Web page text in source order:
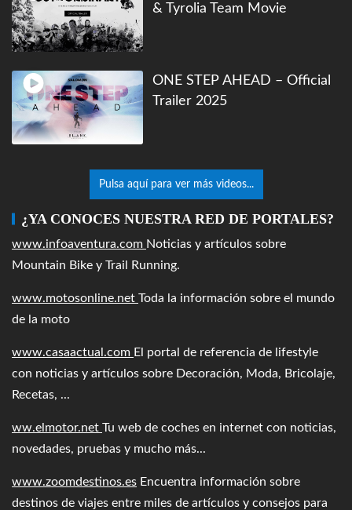
& Tyrolia Team Movie
ONE STEP AHEAD – Official
Trailer 2025
Pulsa aquí para ver más videos...
¿YA CONOCES NUESTRA RED DE PORTALES?
www.infoaventura.com Noticias y artículos sobre
Mountain Bike y Trail Running.
www.motosonline.net Toda la información sobre el mundo
de la moto
www.casaactual.com El portal de referencia de lifestyle
con noticias y artículos sobre Decoración, Moda, Bricolaje,
Recetas, ...
ww.elmotor.net Tu web de coches en internet con noticias,
novedades, pruebas y mucho más...
www.zoomdestinos.es Encuentra información sobre
destinos de viajes entre miles de artículos y consejos para